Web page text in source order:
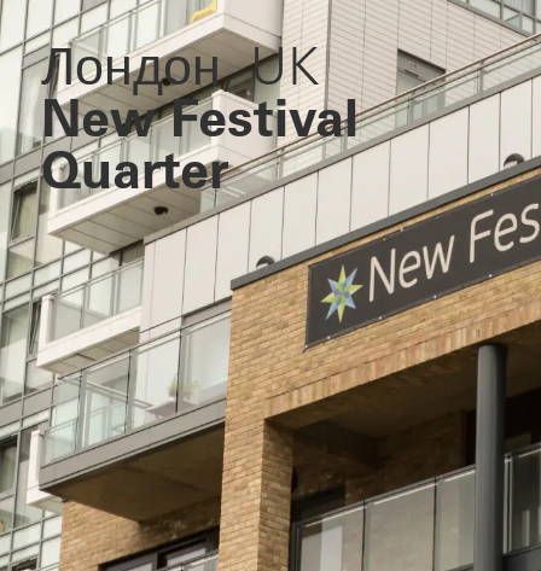
Лондон, UK
New Festival
Quarter